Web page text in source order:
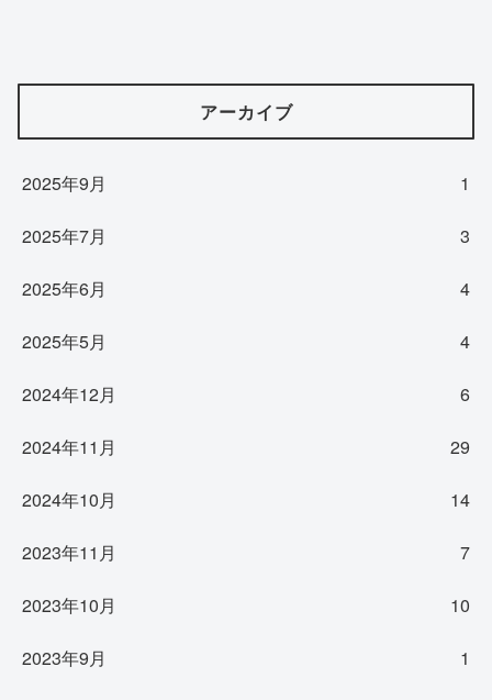
アーカイブ
2025年9月 1
2025年7月 3
2025年6月 4
2025年5月 4
2024年12月 6
2024年11月 29
2024年10月 14
2023年11月 7
2023年10月 10
2023年9月 1